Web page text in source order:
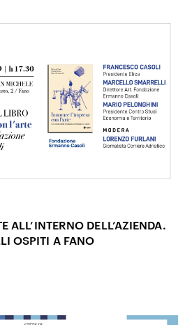
ALL’INTERNO DELL’AZIENDA.
OSPITI A FANO